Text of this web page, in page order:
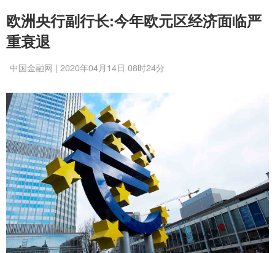
欧洲央行副行长:今年欧元区经济面临严
重衰退
中国金融网 | 2020年04月14日 08时24分